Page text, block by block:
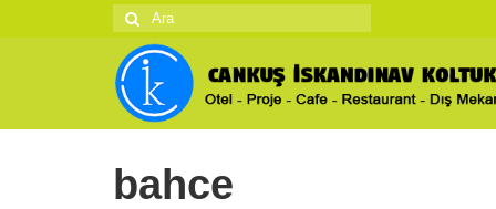
Şunu
ara:
bahce